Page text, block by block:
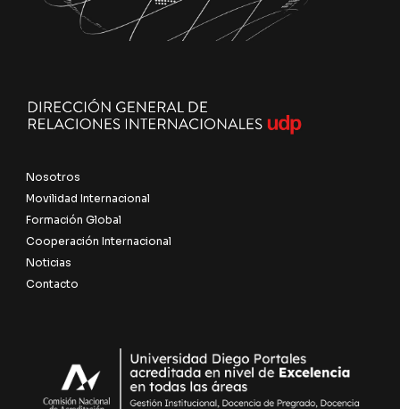
Nosotros
Movilidad Internacional
Formación Global
Cooperación Internacional
Noticias
Contacto